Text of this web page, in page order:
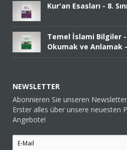
Kur'an Esasları - 8.
Temel İslami Bilgiler
Okumak ve Anlamak -
NEWSLETTER
Abonnieren Sie unseren
Erster alles über unsere neuesten
Angebote!